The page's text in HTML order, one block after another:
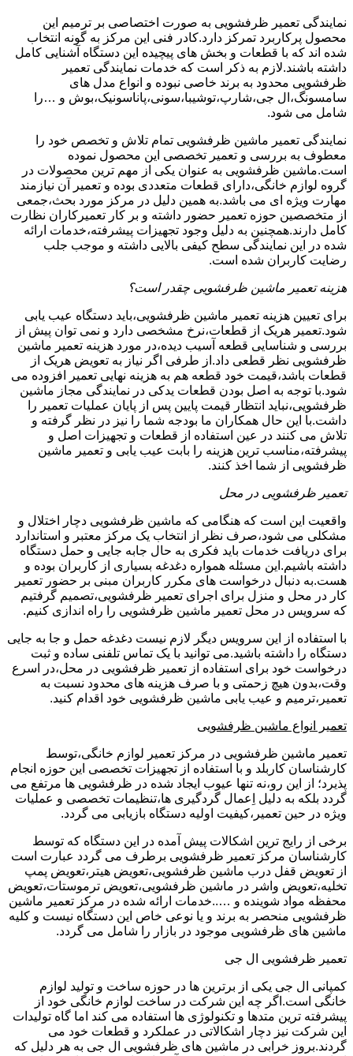
نمایندگی تعمیر ظرفشویی به صورت اختصاصی بر ترمیم این
محصول پرکاربرد تمرکز دارد.کادر فنی این مرکز به گونه انتخاب
شده اند که با قطعات و بخش های پیچیده این دستگاه آشنایی کامل
داشته باشند.لازم به ذکر است که خدمات نمایندگی تعمیر
ظرفشویی محدود به برند خاصی نبوده و انواع مدل های
سامسونگ،ال جی،شارپ،توشیبا،سونی،پاناسونیک،بوش و …را
شامل می شود.
نمایندگی تعمیر ماشین ظرفشویی تمام تلاش و تخصص خود را
معطوف به بررسی و تعمیر تخصصی این محصول نموده
است.ماشین ظرفشویی به عنوان یکی از مهم ترین محصولات در
گروه لوازم خانگی،دارای قطعات متعددی بوده و تعمیر آن نیازمند
مهارت ویژه ای می باشد.به همین دلیل در مرکز مورد بحث،جمعی
از متخصصین حوزه تعمیر حضور داشته و بر کار تعمیرکاران نظارت
کامل دارند.همچنین به دلیل وجود تجهیزات پیشرفته،خدمات ارائه
شده در این نمایندگی سطح کیفی بالایی داشته و موجب جلب
رضایت کاربران شده است.
هزینه تعمیر ماشین ظرفشویی چقدر است؟
برای تعیین هزینه تعمیر ماشین ظرفشویی،باید دستگاه عیب یابی
شود.تعمیر هریک از قطعات،نرخ مشخصی دارد و نمی توان پیش از
بررسی و شناسایی قطعه آسیب دیده،در مورد هزینه تعمیر ماشین
ظرفشویی نظر قطعی داد.از طرفی اگر نیاز به تعویض هریک از
قطعات باشد،قیمت خود قطعه هم به هزینه نهایی تعمیر افزوده می
شود.با توجه به اصل بودن قطعات یدکی در نمایندگی مجاز ماشین
ظرفشویی،نباید انتظار قیمت پایین پس از پایان عملیات تعمیر را
داشت.با این حال همکاران ما بودجه شما را نیز در نظر گرفته و
تلاش می کنند در عین استفاده از قطعات و تجهیزات اصل و
پیشرفته،مناسب ترین هزینه را بابت عیب یابی و تعمیر ماشین
ظرفشویی از شما اخذ کنند.
تعمیر ظرفشویی در محل
واقعیت این است که هنگامی که ماشین ظرفشویی دچار اختلال و
مشکلی می شود،صرف نظر از انتخاب یک مرکز معتبر و استاندارد
برای دریافت خدمات باید فکری به حال جابه جایی و حمل دستگاه
داشته باشیم.این مسئله همواره دغدغه بسیاری از کاربران بوده و
هست.به دنبال درخواست های مکرر کاربران مبنی بر حضور تعمیر
کار در محل و منزل برای اجرای تعمیر ظرفشویی،تصمیم گرفتیم
که سرویس در محل تعمیر ماشین ظرفشویی را راه اندازی کنیم.
با استفاده از این سرویس دیگر لازم نیست دغدغه حمل و جا به جایی
دستگاه را داشته باشید.می توانید با یک تماس تلفنی ساده و ثبت
درخواست خود برای استفاده از تعمیر ظرفشویی در محل،در اسرع
وقت،بدون هیچ زحمتی و با صرف هزینه های محدود نسبت به
تعمیر،ترمیم و عیب یابی ماشین ظرفشویی خود اقدام کنید.
تعمیر انواع ماشین ظرفشویی
تعمیر ماشین ظرفشویی در مرکز تعمیر لوازم خانگی،توسط
کارشناسان کاربلد و با استفاده از تجهیزات تخصصی این حوزه انجام
پذیرد؛ از این رو،نه تنها عیوب ایجاد شده در ظرفشویی ها مرتفع می
گردد بلکه به دلیل اِعمال گردگیری ها،تنظیمات تخصصی و عملیات
ویژه در حین تعمیر،کیفیت اولیه دستگاه بازیابی می گردد.
برخی از رایج ترین اشکالات پیش آمده در این دستگاه که توسط
کارشناسان مرکز تعمیر ظرفشویی برطرف می گردد عبارت است
از تعویض قفل درب ماشین ظرفشویی،تعویض هیتر،تعویض پمپ
تخلیه،تعویض واشر در ماشین ظرفشویی،تعویض ترموستات،تعویض
محفظه مواد شوینده و …..خدمات ارائه شده در مرکز تعمیر ماشین
ظرفشویی منحصر به برند و یا نوعی خاص این دستگاه نیست و کلیه
ماشین های ظرفشویی موجود در بازار را شامل می گردد.
تعمیر ظرفشویی ال جی
کمپانی ال جی یکی از برترین ها در حوزه ساخت و تولید لوازم
خانگی است.اگر چه این شرکت در ساخت لوازم خانگی خود از
پیشرفته ترین متدها و تکنولوژی ها استفاده می کند اما گاه تولیدات
این شرکت نیز دچار اشکالاتی در عملکرد و قطعات خود می
گردند.بروز خرابی در ماشین های ظرفشویی ال جی به هر دلیل که